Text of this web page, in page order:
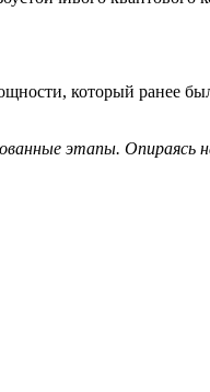
который ранее
этапы. Опираясь